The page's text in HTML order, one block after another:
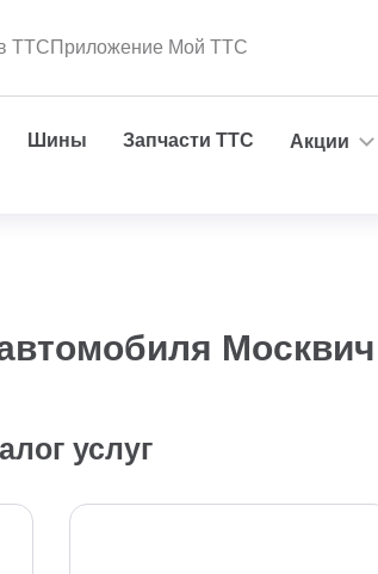
ТТСПриложение Мой ТТС
Шины Запчасти ТТС Акции
Москвич
услуг